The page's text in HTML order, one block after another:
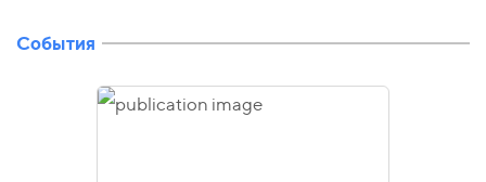
События